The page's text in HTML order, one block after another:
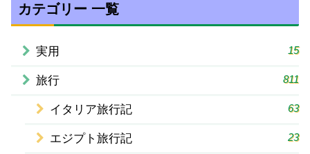
カテゴリー 一覧
実用 15
旅行 811
イタリア旅行記 63
エジプト旅行記 23